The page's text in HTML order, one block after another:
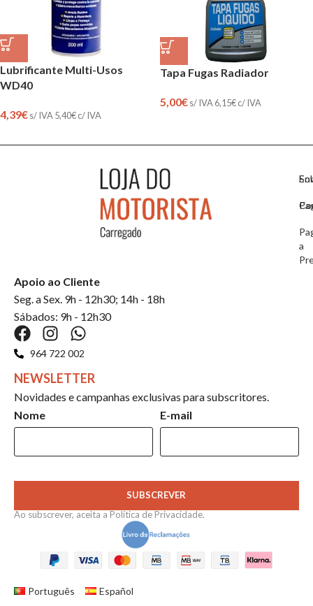
Lubrificante Multi-Usos
WD40
4,39€s/ IVA 5,40€c/ IVA
Tapa Fugas Radiador
5,00€s/ IVA 6,15€c/ IVA
a
Apoio ao Cliente
Seg. a Sex. 9h - 12h30; 14h - 18h
Sábados: 9h - 12h30
964 722 002
NEWSLETTER
Novidades e campanhas exclusivas para subscritores.
Nome
E-mail
SUBSCREVER
Ao subscrever, aceita a Política de Privacidade.
Português
Español